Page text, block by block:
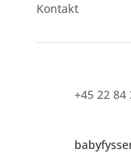
Kontakt
+45 22 84